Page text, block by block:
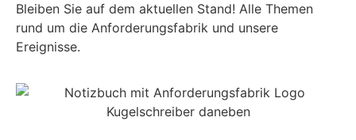
Bleiben Sie auf dem aktuellen Stand! Alle Themen
rund um die Anforderungsfabrik und unsere
Ereignisse.